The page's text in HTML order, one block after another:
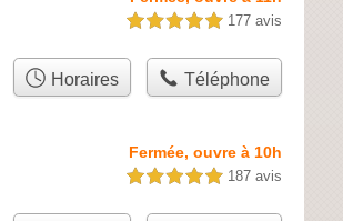
5,0 étoiles sur 5 177 avis
Horaires Téléphone
Fermée, ouvre à 10h
5,0 étoiles sur 5 187 avis